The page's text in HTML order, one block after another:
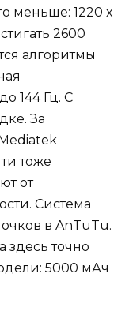
меньше: 1220 х
2600
алгоритмы
144 Гц. С
За
тоже
от
Система
в AnTuTu.
здесь точно
5000 мАч